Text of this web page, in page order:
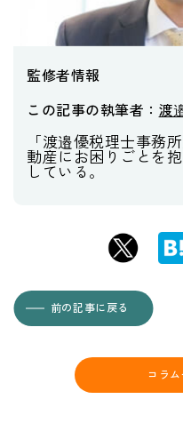
監修者情報
この記事の執筆者： 渡
「渡邉優税理士事務
動産にお困りごとを
している。
前の記事に戻る
コラ